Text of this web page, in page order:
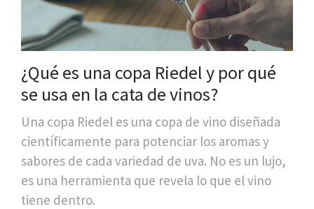
¿Qué es una copa Riedel y por qué
se usa en la cata de vinos?
Una copa Riedel es una copa de vino diseñada
científicamente para potenciar los aromas y
sabores de cada variedad de uva. No es un lujo,
es una herramienta que revela lo que el vino
tiene dentro.